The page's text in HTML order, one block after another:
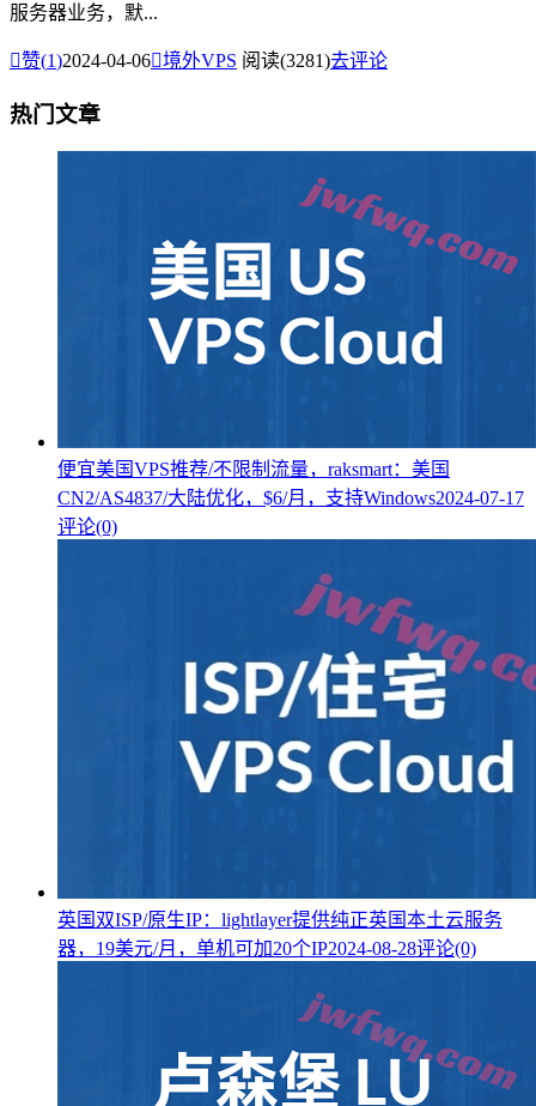
服务器业务，默...
赞(1)2024-04-06境外VPS 阅读(3281)去评论
热门文章
便宜美国VPS推荐/不限制流量，raksmart：美国
CN2/AS4837/大陆优化，$6/月，支持Windows2024-07-17
评论(0)
英国双ISP/原生IP：lightlayer提供纯正英国本土云服务
器，19美元/月，单机可加20个IP2024-08-28评论(0)